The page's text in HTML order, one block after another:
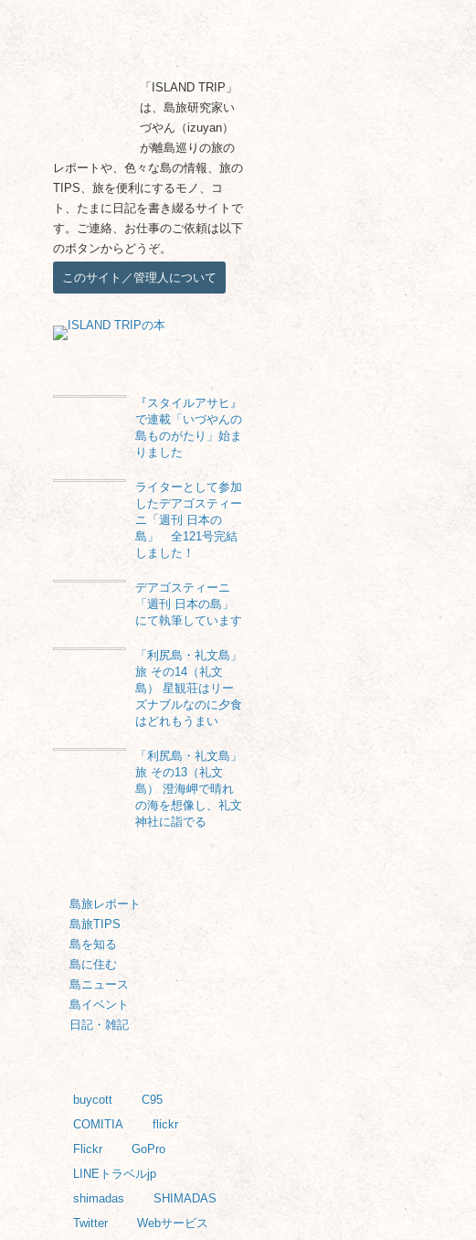
「ISLAND TRIP」
は、島旅研究家い
づやん（izuyan）
が離島巡りの旅の
レポートや、色々な島の情報、旅の
TIPS、旅を便利にするモノ、コ
ト、たまに日記を書き綴るサイトで
す。ご連絡、お仕事のご依頼は以下
のボタンからどうぞ。
このサイト／管理人について
『スタイルアサヒ』
で連載「いづやんの
島ものがたり」始ま
りました
ライターとして参加
したデアゴスティー
ニ「週刊 日本の
島」 全121号完結
しました！
デアゴスティーニ
「週刊 日本の島」
にて執筆しています
「利尻島・礼文島」
旅 その14（礼文
島） 星観荘はリー
ズナブルなのに夕食
はどれもうまい
「利尻島・礼文島」
旅 その13（礼文
島） 澄海岬で晴れ
の海を想像し、礼文
神社に詣でる
島旅レポート
島旅TIPS
島を知る
島に住む
島ニュース
島イベント
日記・雑記
buycott
C95
COMITIA
flickr
Flickr
GoPro
LINEトラベルjp
shimadas
SHIMADAS
Twitter
Webサービス